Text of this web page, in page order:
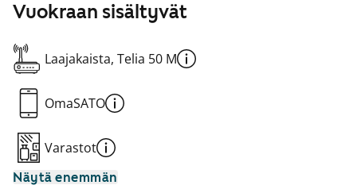
Vuokraan sisältyvät
Laajakaista, Telia 50 M
OmaSATO
Varastot
Näytä enemmän